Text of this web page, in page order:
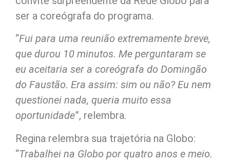
ser a coreógrafa do programa.
“Fui para uma reunião extremamente breve,
que durou 10 minutos. Me perguntaram se
eu aceitaria ser a coreógrafa do Domingão
do Faustão. Era assim: sim ou não? Eu nem
questionei nada, queria muito essa
oportunidade”, relembra.
Regina relembra sua trajetória na Globo:
“Trabalhei na Globo por quatro anos e meio.